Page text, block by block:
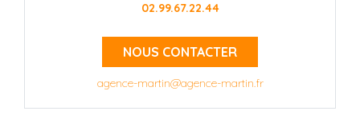
02.99.67.22.44
NOUS CONTACTER
agence-martin@agence-martin.fr